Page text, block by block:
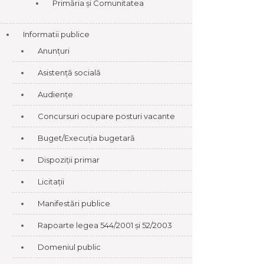
Primăria și Comunitatea
Informatii publice
Anunțuri
Asistență socială
Audiențe
Concursuri ocupare posturi vacante
Buget/Execuția bugetară
Dispoziții primar
Licitații
Manifestări publice
Rapoarte legea 544/2001 și 52/2003
Domeniul public